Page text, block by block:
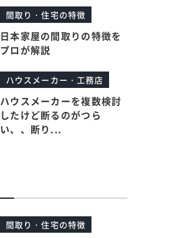
間取り・住宅の特徴
日本家屋の間取りの特徴を
プロが解説
ハウスメーカー・工務店
ハウスメーカーを複数検討
したけど断るのがつら
い、、断り...
間取り・住宅の特徴